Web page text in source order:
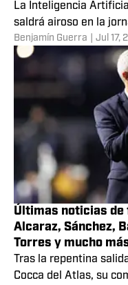
La Inteligencia
saldrá airoso en la
Benjamín Guerra Jul 17,
Últimas noticias de
Alcaraz, Sánchez,
Torres y mucho
Tras la repentina
Cocca del Atlas, su